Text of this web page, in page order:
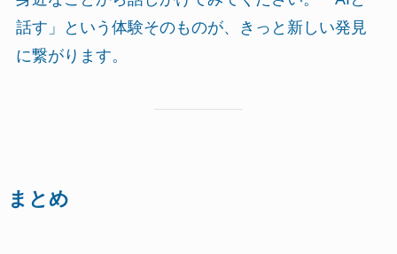
話す」という体験そのものが、きっと新しい発見
に繋がります。
まとめ